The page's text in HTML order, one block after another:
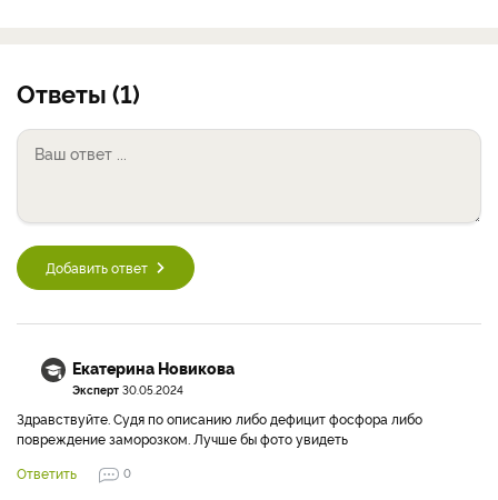
Ответы (1)
Добавить ответ
Екатерина Новикова
Эксперт 30.05.2024
Здравствуйте. Судя по описанию либо дефицит фосфора либо
повреждение заморозком. Лучше бы фото увидеть
Ответить
0